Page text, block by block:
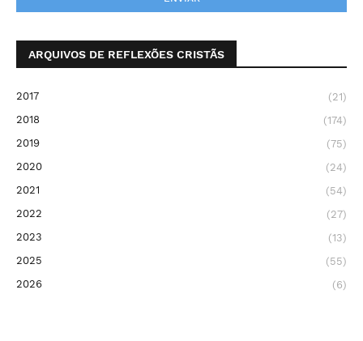
ARQUIVOS DE REFLEXÕES CRISTÃS
2017
(21)
2018
(174)
2019
(75)
2020
(24)
2021
(54)
2022
(27)
2023
(13)
2025
(55)
2026
(6)